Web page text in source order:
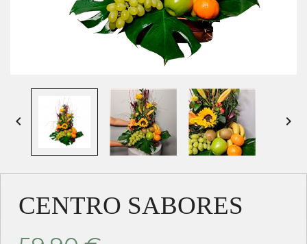
 
CENTRO SABORES